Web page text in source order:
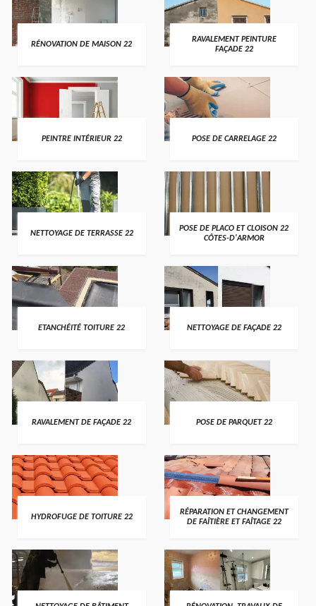
RÉNOVATION DE MAISON 22
RAVALEMENT PEINTURE
FAÇADE 22
PEINTRE INTÉRIEUR 22 POSE DE CARRELAGE 22
NETTOYAGE DE TERRASSE 22
POSE DE PLACO ET CLOISON 22
CÔTES-D'ARMOR
ETANCHÉITÉ TOITURE 22 NETTOYAGE DE FAÇADE 22
RAVALEMENT DE FAÇADE 22 POSE DE PARQUET 22
HYDROFUGE DE TOITURE 22
RÉPARATION ET CHANGEMENT
DE FAÎTIÈRE ET FAÎTAGE 22